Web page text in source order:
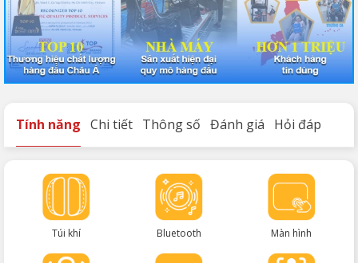
Tính năng Chi tiết Thông số Đánh giá Hỏi đáp
Túi khí Bluetooth Màn hình